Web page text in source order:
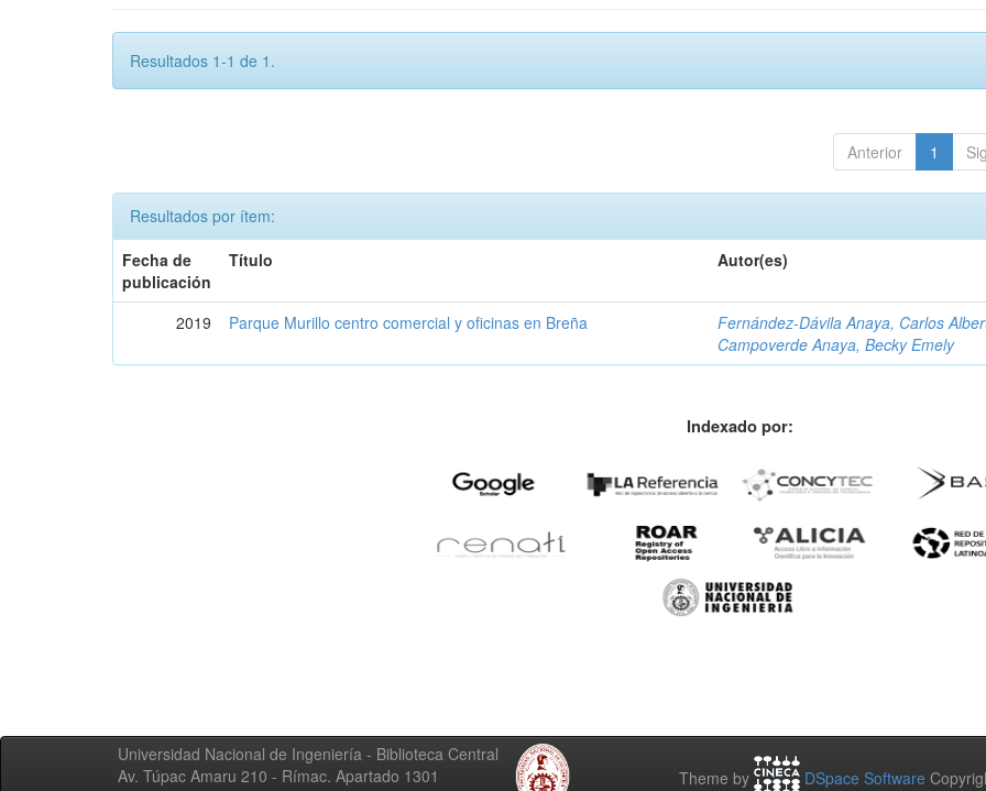
Resultados 1-1 de 1.
Anterior 1
Resultados por ítem:
Fecha de
publicación
Título Autor(es)
2019 Parque Murillo centro comercial y oficinas en Breña Fernández-Dávila Anaya, Carlos
Campoverde Anaya, Becky Emely
Indexado por:
Universidad Nacional de Ingeniería - Biblioteca Central
Av. Túpac Amaru 210 - Rímac. Apartado 1301
Theme by DSpace Software